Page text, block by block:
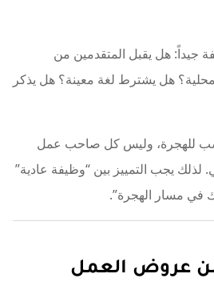
جيداً: هل يقبل المتقدمين من
هل يشترط لغة معينة؟ هل يذكر
للهجرة، وليس كل صاحب عمل
لذلك يجب التمييز بين “وظيفة عادية”
في مسار الهجرة”.
عروض العمل